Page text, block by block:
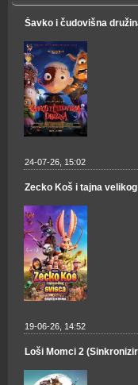
Šavko i čudovišna
24-07-26, 15:02
Zecko Koš i tajna
19-06-26, 14:52
Loši Momci 2